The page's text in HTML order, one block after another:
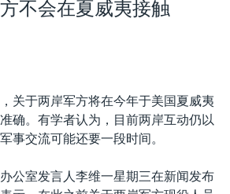
不会在夏威夷接触
关于两岸军方将在今年于美国夏威夷
确。有学者认为，目前两岸互动仍以
事交流可能还要一段时间。
公室发言人李维一星期三在新闻发布